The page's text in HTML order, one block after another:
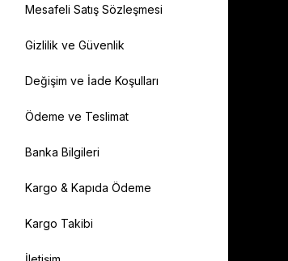
Mesafeli Satış Sözleşmesi
Gizlilik ve Güvenlik
Değişim ve İade Koşulları
Ödeme ve Teslimat
Banka Bilgileri
Kargo & Kapıda Ödeme
Kargo Takibi